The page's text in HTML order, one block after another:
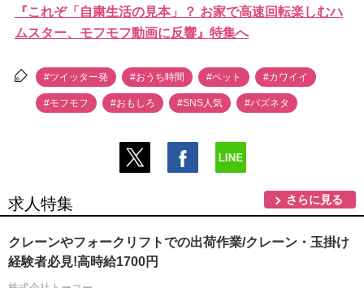
『これぞ「自粛生活の見本」？ お家で高速回転楽しむハ
ムスター、モフモフ動画に反響』特集へ
#ツイッター発 #おうち時間 #ペット #カワイイ
#モフモフ #おもしろ #SNS人気 #バズネタ
求人特集 さらに見る
クレーンやフォークリフトでの出荷作業/クレーン・玉掛け
経験者必見!高時給1700円